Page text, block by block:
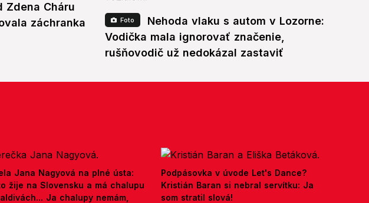
Zdena Cháru
záchranka
Foto
Nehoda vlaku s autom v Lozorne:
Vodička mala ignorovať značenie,
rušňovodič už nedokázal zastaviť
Jana Nagyová na plné ústa:
žije na Slovensku a má chalupu
Ja chalupy nemám,
Podpásovka v úvode Let's Dance?
Kristián Baran si nebral servítku: Ja
som stratil slová!